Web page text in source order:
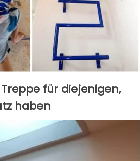
für diejenigen,
haben